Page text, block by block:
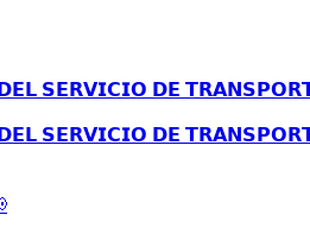
𝗦𝗘𝗥𝗩𝗜𝗖𝗜𝗢 𝗗𝗘
𝗦𝗘𝗥𝗩𝗜𝗖𝗜𝗢 𝗗𝗘